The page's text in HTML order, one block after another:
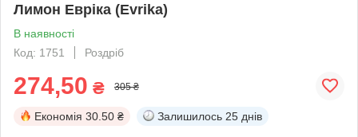
Лимон Евріка (Evrika)
В наявності
Код: 1751
Роздріб
274,50 ₴ 305 ₴
Економія 30.50 ₴ Залишилось 25 днів